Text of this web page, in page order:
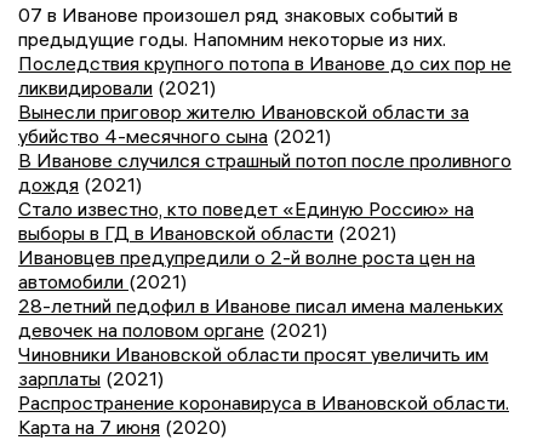
07 в Иванове произошел ряд знаковых событий в
предыдущие годы. Напомним некоторые из них.
Последствия крупного потопа в Иванове до сих пор не
ликвидировали (2021)
Вынесли приговор жителю Ивановской области за
убийство 4-месячного сына (2021)
В Иванове случился страшный потоп после проливного
дождя (2021)
Стало известно, кто поведет «Единую Россию» на
выборы в ГД в Ивановской области (2021)
Ивановцев предупредили о 2-й волне роста цен на
автомобили (2021)
28-летний педофил в Иванове писал имена маленьких
девочек на половом органе (2021)
Чиновники Ивановской области просят увеличить им
зарплаты (2021)
Распространение коронавируса в Ивановской области.
Карта на 7 июня (2020)